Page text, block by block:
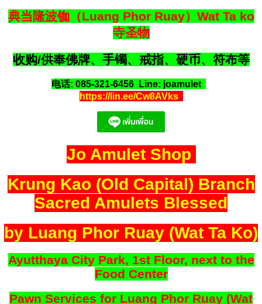
典当隆波铷（Luang Phor Ruay）Wat Ta ko
寺圣物
收购/供奉佛牌、手镯、戒指、硬币、符布等
电话: 085-321-6456 Line: joamulet
https://lin.ee/Cw8AVks
Jo Amulet Shop
Krung Kao (Old Capital) Branch
Sacred Amulets Blessed
by Luang Phor Ruay (Wat Ta Ko)
Ayutthaya City Park, 1st Floor, next to the
Food Center
Pawn Services for Luang Phor Ruay (Wat